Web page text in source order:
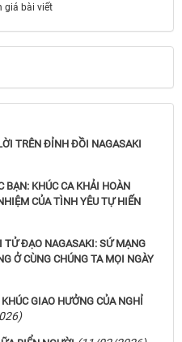
giá bài viết
TRÊN ĐỈNH ĐỒI NAGASAKI
BẠN: KHÚC CA KHẢI HOÀN
CỦA TÌNH YÊU TỰ HIẾN
ĐẠO NAGASAKI: SỨ MẠNG
Ở CÙNG CHÚNG TA MỌI NGÀY
GIAO HƯỞNG CỦA NGHỈ